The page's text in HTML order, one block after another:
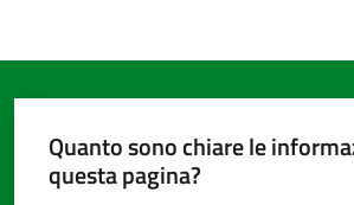
Quanto sono chiare le
questa pagina?